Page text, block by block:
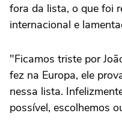
fora da lista, o que foi
internacional e
"Ficamos triste por
fez na Europa, ele
nessa lista.
possível, escolhemos